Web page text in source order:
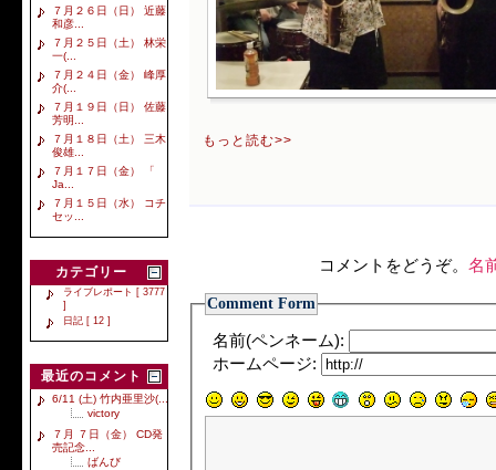
７月２６日（日） 近藤
和彦...
７月２５日（土） 林栄
一(...
７月２４日（金） 峰厚
介(...
７月１９日（日） 佐藤
芳明...
７月１８日（土） 三木
俊雄...
７月１７日（金） 「
Ja...
７月１５日（水） コチ
セッ...
カテゴリー
ライブレポート [ 3777
]
日記 [ 12 ]
最近のコメント
6/11 (土) 竹内亜里沙(...
victory
７月 ７日（金） CD発
売記念...
ばんび
もっと読む>>
コメントをどうぞ。 名
Comment Form
名前(ペンネーム):
ホームページ: